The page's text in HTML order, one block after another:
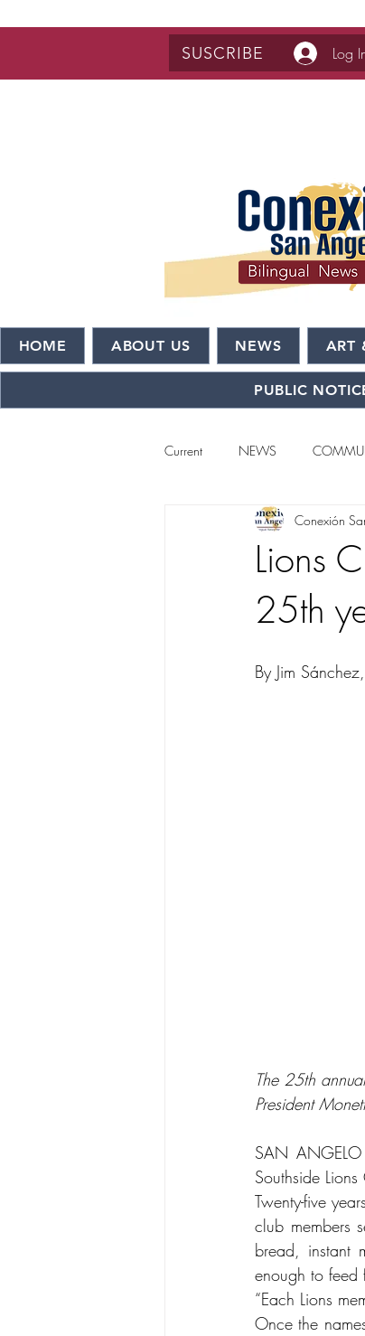
SUSCRIBE Log
HOME ABOUT US NEWS ART
PUBLIC
Current NEWS
SAN ANGELO
Lions
25th
Conexión
By Jim
The 25th
President
SAN
Southside
Twenty-five
club members
bread, instant
enough to feed
“Each Lions
Once the